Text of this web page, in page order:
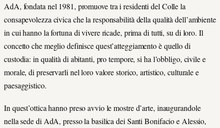
AdA, fondata nel 1981, promuove tra i residenti del Colle la
consapevolezza civica che la responsabilità della qualità dell’ambiente
in cui hanno la fortuna di vivere ricade, prima di tutti, su di loro. Il
concetto che meglio definisce quest’atteggiamento è quello di
custodia: in qualità di abitanti, pro tempore, si ha l’obbligo, civile e
morale, di preservarli nel loro valore storico, artistico, culturale e
paesaggistico.
In quest’ottica hanno preso avvio le mostre d’arte, inaugurandole
nella sede di AdA, presso la basilica dei Santi Bonifacio e Alessio,